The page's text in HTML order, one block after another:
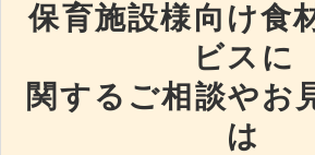
保育施設様向け食
ビスに
関するご相談やお
は